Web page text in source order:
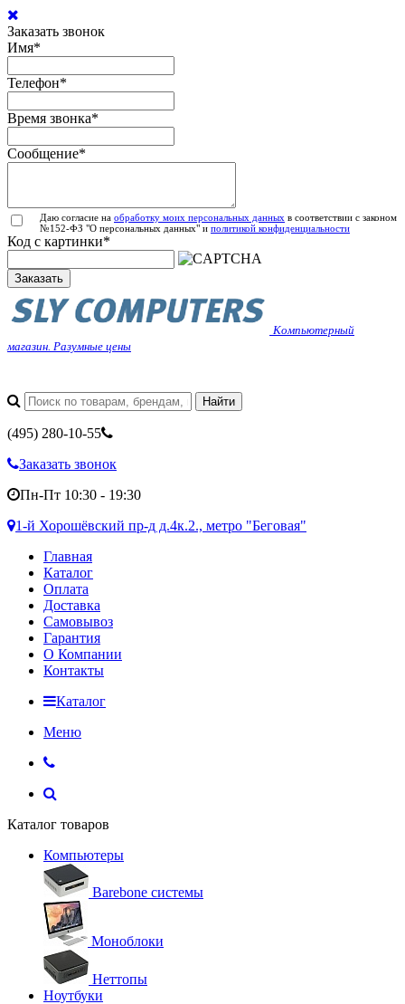
Заказать звонок
Имя*
Телефон*
Время звонка*
Сообщение*
Даю согласие на обработку моих персональных данных в соответствии с законом
№152-ФЗ "О персональных данных" и политикой конфиденциальности
Код с картинки*
Заказать
Компьютерный
магазин. Разумные цены
(495) 280-10-55
Заказать звонок
Пн-Пт 10:30 - 19:30
1-й Хорошёвский пр-д д.4к.2., метро "Беговая"
Главная
Каталог
Оплата
Доставка
Самовывоз
Гарантия
О Компании
Контакты
Каталог
Меню
Каталог товаров
Компьютеры
Barebone системы
Моноблоки
Неттопы
Ноутбуки